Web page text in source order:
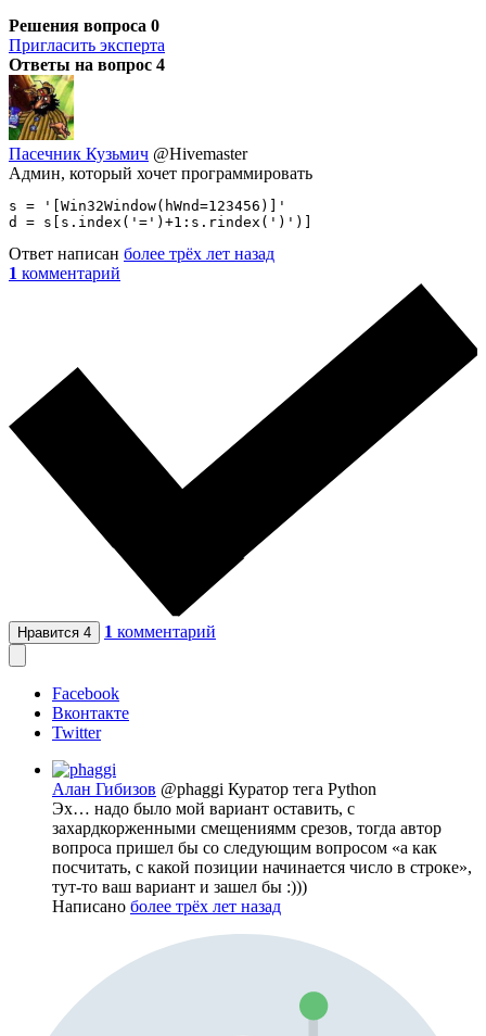
Решения вопроса 0
Пригласить эксперта
Ответы на вопрос 4
Пасечник Кузьмич @Hivemaster
Админ, который хочет программировать
s = '[Win32Window(hWnd=123456)]'
d = s[s.index('=')+1:s.rindex(')')]
Ответ написан более трёх лет назад
1 комментарий
Нравится 4 1 комментарий
Facebook
Вконтакте
Twitter
Алан Гибизов @phaggi Куратор тега Python
Эх… надо было мой вариант оставить, с
захардкорженными смещениямм срезов, тогда автор
вопроса пришел бы со следующим вопросом «а как
посчитать, с какой позиции начинается число в строке»,
тут-то ваш вариант и зашел бы :)))
Написано более трёх лет назад